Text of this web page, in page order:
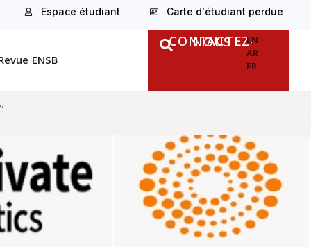
Espace étudiant Carte d'étudiant perdue
ENSB
CONTACTEZ-NOUS
EN
AR
FR